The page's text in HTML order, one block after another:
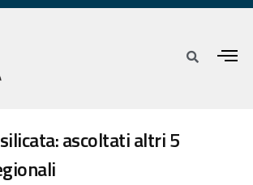
ascoltati altri 5